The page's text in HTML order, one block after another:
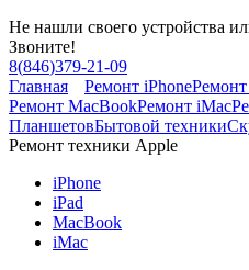
Не нашли своего устройства
Звоните!
8(846)379-21-09
Главная
Ремонт iPhoneРемонт
Ремонт MacBookРемонт iMac
ПланшетовБытовой техники
Ремонт техники Apple
iPhone
iPad
MacBook
iMac